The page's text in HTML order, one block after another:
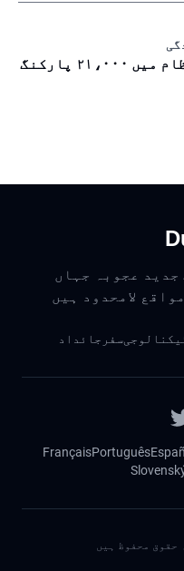
دبئی میں سالک نظام میں ۲۱،۰۰۰ پارکنگ
جدید عجوبہ جہاں
لامحدود ہیں
سفر جائداد
Português
Français
حقوق محفوظ ہیں